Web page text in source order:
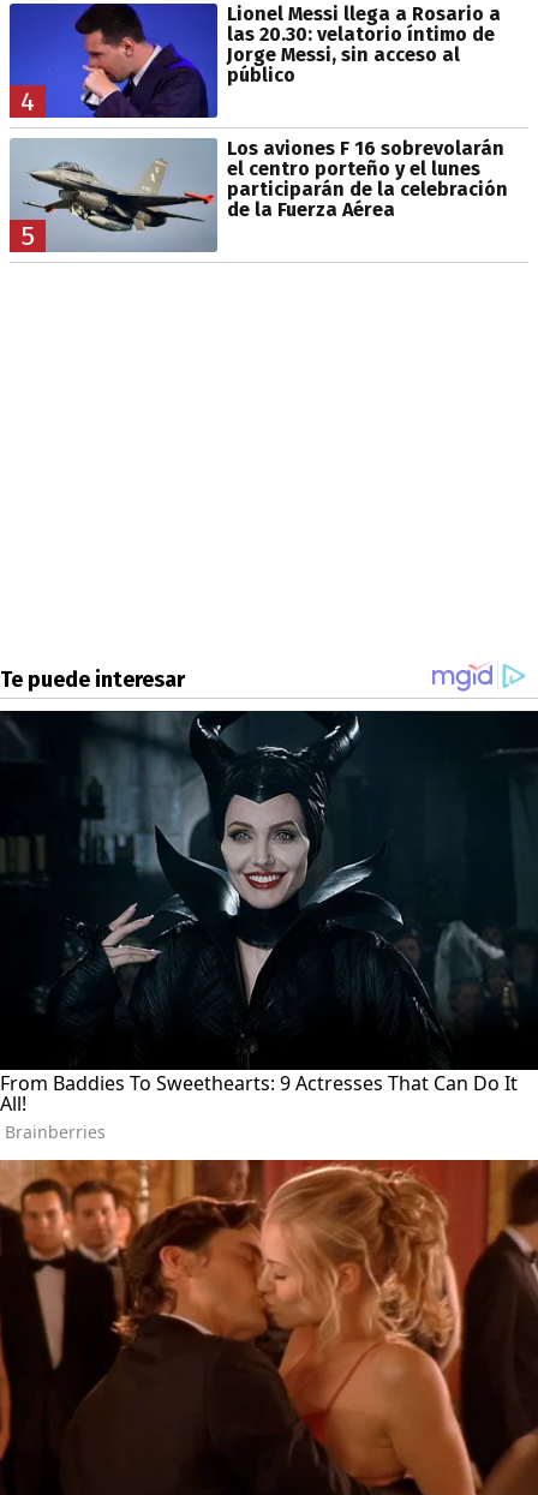
4
Lionel Messi llega a Rosario a
las 20.30: velatorio íntimo de
Jorge Messi, sin acceso al
público
5
Los aviones F 16 sobrevolarán
el centro porteño y el lunes
participarán de la celebración
de la Fuerza Aérea